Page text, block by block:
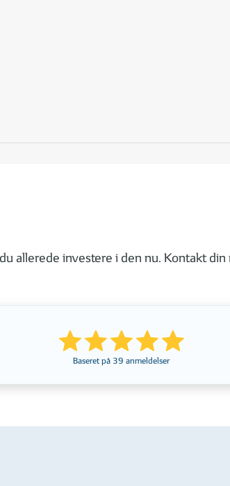
allerede investere i den nu. Kontakt din
Baseret på 39 anmeldelser